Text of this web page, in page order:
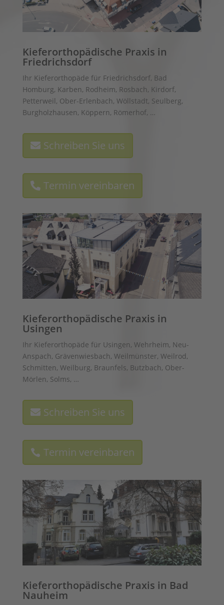
Kieferorthopädische Praxis in
Friedrichsdorf
Ihr Kieferorthopäde für Friedrichsdorf, Bad
Homburg, Karben, Rodheim, Rosbach, Kirdorf,
Petterweil, Ober-Erlenbach, Wöllstadt, Seulberg,
Burgholzhausen, Köppern, Römerhof, …
Schreiben Sie uns
Termin vereinbaren
Kieferorthopädische Praxis in
Usingen
Ihr Kieferorthopäde für Usingen, Wehrheim, Neu-
Anspach, Grävenwiesbach, Weilmünster, Weilrod,
Schmitten, Weilburg, Braunfels, Butzbach, Ober-
Mörlen, Solms, …
Schreiben Sie uns
Termin vereinbaren
Kieferorthopädische Praxis in Bad
Nauheim